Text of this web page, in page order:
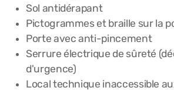
Sol antidérapant
Pictogrammes et braille sur la
Porte avec anti-pincement
Serrure électrique de sûreté
d'urgence)
Local technique inaccessible